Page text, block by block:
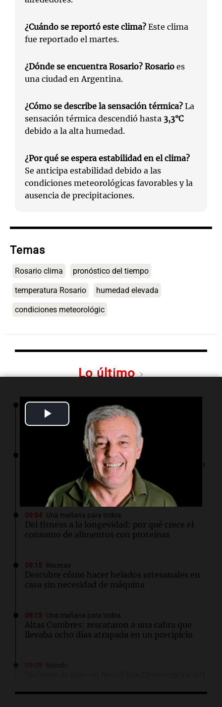
Video
¿Cuándo se reportó este clima? Este clima
fue reportado el martes.
¿Dónde se encuentra Rosario? Rosario es
una ciudad en Argentina.
¿Cómo se describe la sensación térmica? La
sensación térmica descendió hasta 3,3°C
debido a la alta humedad.
¿Por qué se espera estabilidad en el clima?
Se anticipa estabilidad debido a las
condiciones meteorológicas favorables y la
ausencia de precipitaciones.
Temas
Rosario clima pronóstico del tiempo
temperatura Rosario humedad elevada
condiciones meteorológic
Lo último
09:50 Panorama Federal
Chile planteó mejorar la conectividad
fronteriza, aérea y digital con Jujuy
Instituto busca ganarle de local a Gimnasia de
Mendoza para coronar el festejo por sus 108
09:34 Una mañana para todos
Del fitness a la longevidad: por qué crece el
consumo de alimentos con proteínas
09:15 Recetas
Descubre cómo hacer helados artesanales en
casa sin necesidad de máquina
09:13 Una mañana para todos
Altas Cumbres: rescataron a una cabra que
llevaba ocho días atrapada en un precipicio
extremista